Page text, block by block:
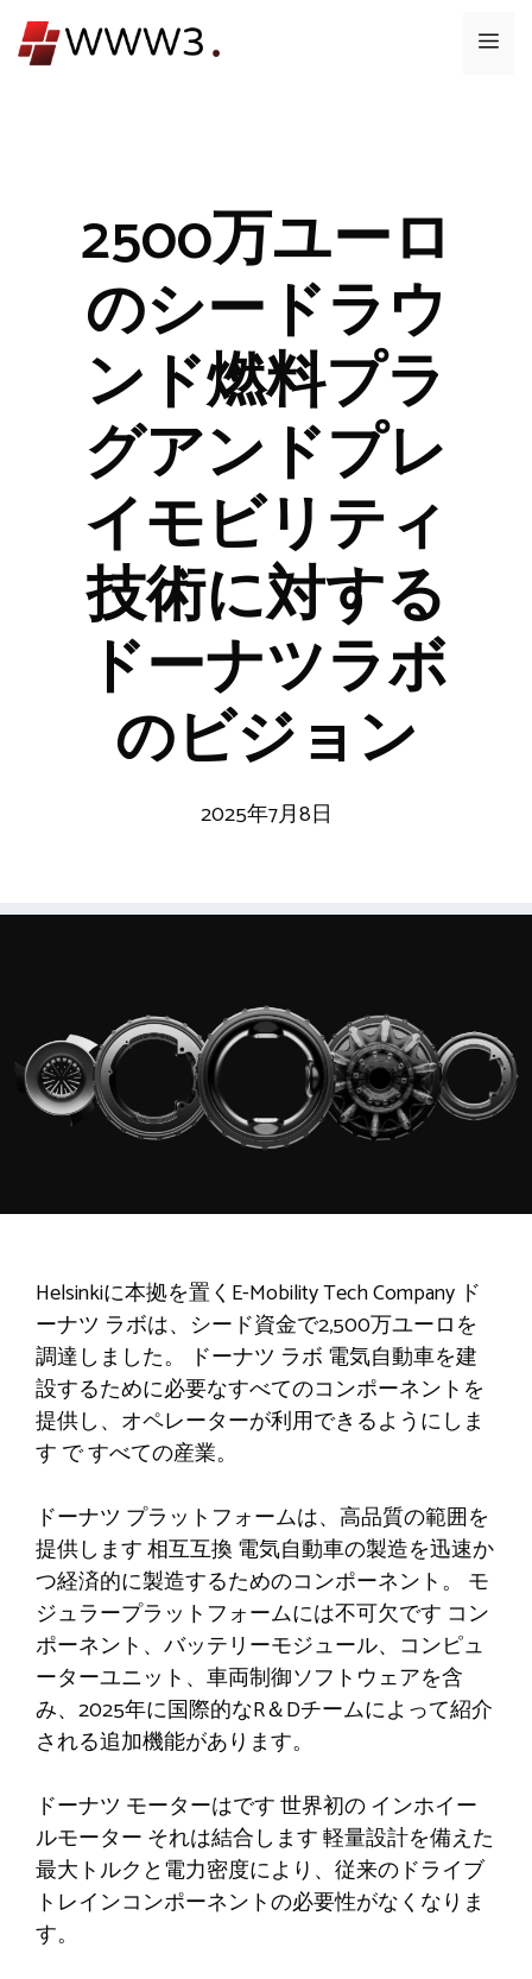
ン
メ
2500万ユーロ
のシードラウ
ンド燃料プラ
グアンドプレ
イモビリティ
技術に対する
ドーナツラボ
のビジョン
2025年7月8日
Helsinkiに本拠を置くE-Mobility Tech Company ド
ーナツ ラボは、シード資金で2,500万ユーロを
調達しました。
ドーナツ ラボ 電気自動車を建
設するために必要なすべてのコンポーネントを
提供し、オペレーターが利用できるようにしま
す ですべての産業。
ドーナツ プラットフォームは、高品質の範囲を
提供します相互互換 電気自動車の製造を迅速か
つ経済的に製造するためのコンポーネント。 モ
ジュラープラットフォームには不可欠です コン
ポーネント 、バッテリーモジュール、コンピュ
ーターユニット、車両制御ソフトウェアを含
み、2025年に国際的なR＆Dチームによって紹介
される追加機能があります。
ドーナツ モーターはです世界初の インホイー
ルモーター それは結合します軽量設計を備えた
最大トルクと電力密度により、従来のドライブ
トレインコンポーネントの必要性がなくなりま
す。